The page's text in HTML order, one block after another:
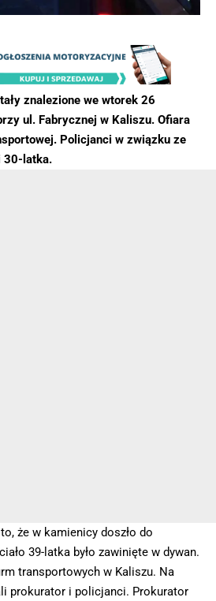
znalezione we wtorek 26
ul. Fabrycznej w Kaliszu. Ofiara
Policjanci w związku ze
30-latka.
że w kamienicy doszło do
39-latka było zawinięte w dywan.
transportowych w Kaliszu. Na
prokurator i policjanci. Prokurator